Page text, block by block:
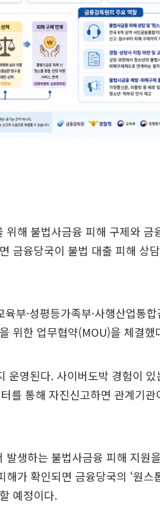
해 불법사금융 피해 구제와 금
금융당국이 불법 대출 피해 상
부·성평등가족부·사행산업통
위한 업무협약(MOU)을 체결했
운영된다. 사이버도박 경험이
를 통해 자진신고하면 관계기관
생하는 불법사금융 피해 지원
가 확인되면 금융당국의 ‘원스
예정이다.